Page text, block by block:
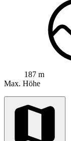
187 m
Max. Höhe